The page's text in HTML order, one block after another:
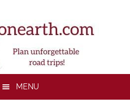
MENU